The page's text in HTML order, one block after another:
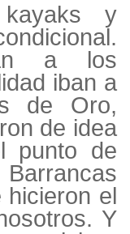
y
a los
iban a
de Oro,
de idea
punto de
hicieron el
Y